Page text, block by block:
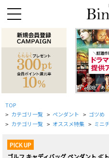
TOP
> カテゴリ一覧 > ペンダント > ゴツめ
> カテゴリ一覧 > オススメ特集 > ミニ
PICK UP
ゴルフ キャディバッグ ペンダント ≪